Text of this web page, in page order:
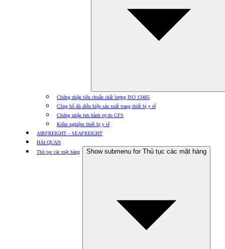
Chứng nhận tiêu chuẩn chất lượng ISO 13485
Công bố đủ điều kiện sản xuất trang thiết bị y tế
Chứng nhận lưu hành tự do CFS
Kiểm nghiệm thiết bị y tế
AIRFREIGHT – SEAFREIGHT
HẢI QUAN
Thủ tục các mặt hàng
Show submenu for Thủ tục các mặt hàng